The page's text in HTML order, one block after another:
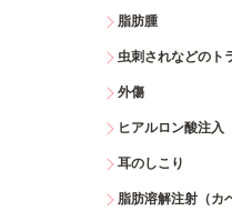
脂肪腫
虫刺されなどのト
外傷
ヒアルロン酸注入
耳のしこり
脂肪溶解注射（カ